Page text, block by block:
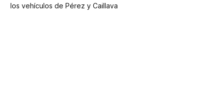
los vehículos de Pérez y Caillava